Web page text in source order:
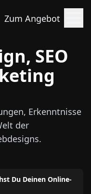
Zum Angebot
SEO
Erkenntnisse
der
Du Deinen Online-